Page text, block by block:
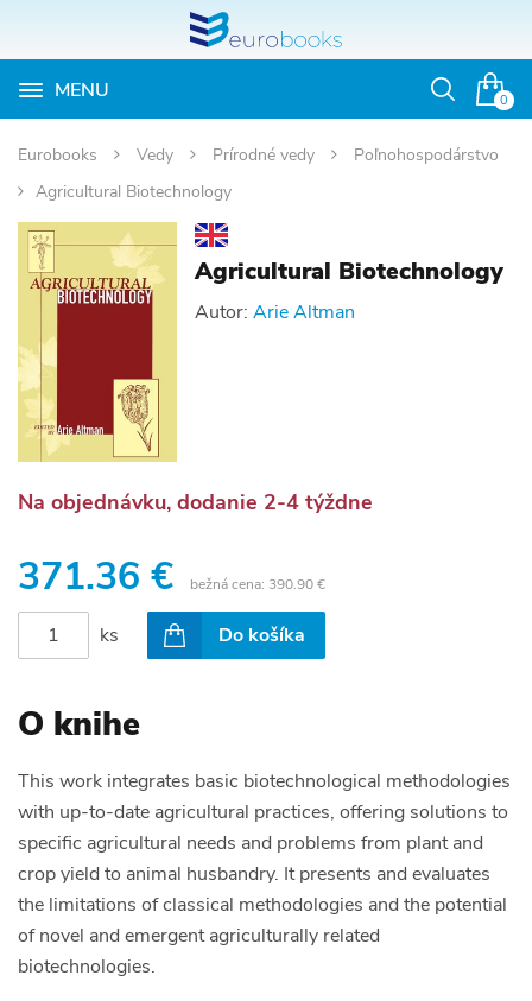
0
MENU
Otvoriť
Eurobooks Vedy Prírodné vedy
Poľnohospodárstvo
Agricultural Biotechnology
Agricultural Biotechnology
Autor: Arie Altman
Na objednávku, dodanie 2-4 týždne
371.36 € bežná cena: 390.90 €
ks Do košíka
O knihe
This work integrates basic biotechnological methodologies
with up-to-date agricultural practices, offering solutions to
specific agricultural needs and problems from plant and
crop yield to animal husbandry. It presents and evaluates
the limitations of classical methodologies and the potential
of novel and emergent agriculturally related
biotechnologies.